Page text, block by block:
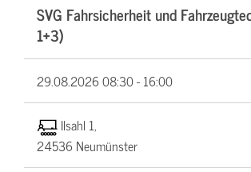
SVG Fahrsicherheit und
1+3)
29.08.202608:30 - 16:00
Ilsahl 1,
24536 Neumünster